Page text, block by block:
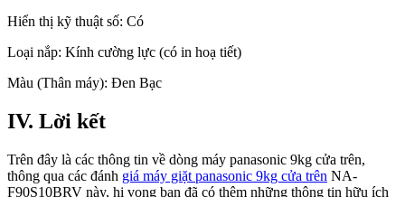
Hiển thị kỹ thuật số: Có
Loại nắp: Kính cường lực (có in hoạ tiết)
Màu (Thân máy): Đen Bạc
IV. Lời kết
Trên đây là các thông tin về dòng máy panasonic 9kg cửa trên,
thông qua các đánh giá máy giặt panasonic 9kg cửa trên NA-
F90S10BRV này, hi vọng bạn đã có thêm những thông tin hữu ích